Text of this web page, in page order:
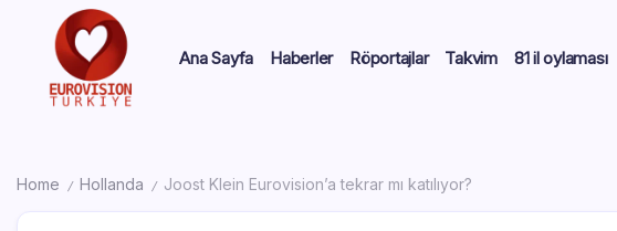
Ana Sayfa Haberler Röportajlar Takvim 81 il oylaması
Home / Hollanda / Joost Klein Eurovision’a tekrar mı katılıyor?